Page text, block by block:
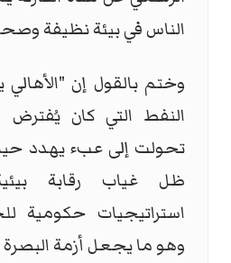
الناس في بيئة نظيفة
وختم بالقول إن
النفط التي كان
تحولت إلى عبء يهدد
ظل غياب رقابة
استراتيجيات حكومية
وهو ما يجعل أزمة البصرة